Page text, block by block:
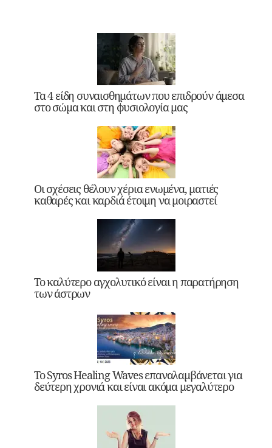
Τα 4 είδη συναισθημάτων που επιδρούν άμεσα
στο σώμα και στη φυσιολογία μας
Οι σχέσεις θέλουν χέρια ενωμένα, ματιές
καθαρές και καρδιά έτοιμη να μοιραστεί
Το καλύτερο αγχολυτικό είναι η παρατήρηση
των άστρων
Το Syros Healing Waves επαναλαμβάνεται για
δεύτερη χρονιά και είναι ακόμα μεγαλύτερο